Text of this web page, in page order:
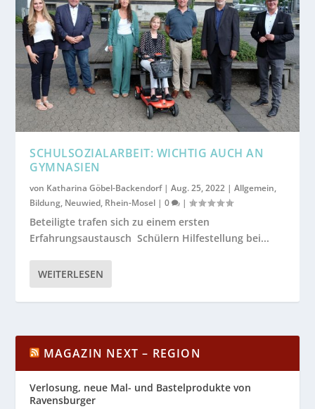
SCHULSOZIALARBEIT: WICHTIG AUCH AN
GYMNASIEN
von Katharina Göbel-Backendorf|Aug. 25, 2022 |Allgemein,
Bildung, Neuwied, Rhein-Mosel |0 |
Beteiligte trafen sich zu einem ersten
Erfahrungsaustausch Schülern Hilfestellung bei...
WEITERLESEN
MAGAZIN NEXT – REGION
Verlosung, neue Mal- und Bastelprodukte von
Ravensburger